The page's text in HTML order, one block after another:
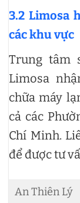
3.2 Limosa
các khu vực
Trung tâm
Limosa
chữa máy
cả các
Chí Minh.
để được tư
An Thiên Lý